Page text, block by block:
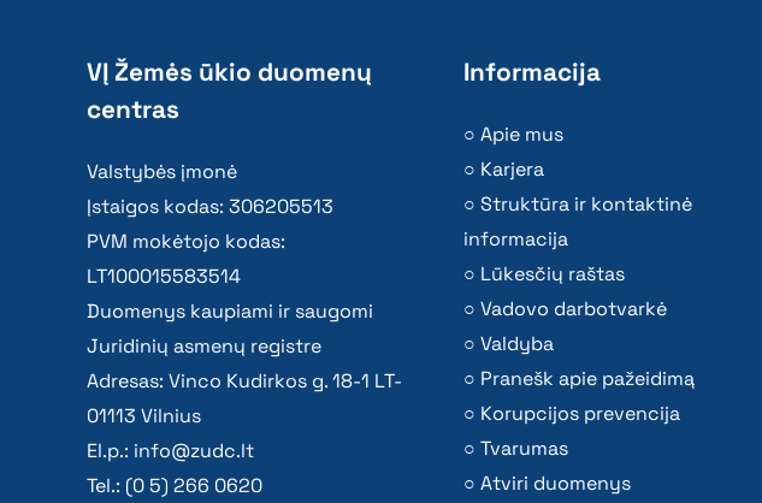
VĮ Žemės ūkio duomenų
centras
Valstybės įmonė
Įstaigos kodas: 306205513
PVM mokėtojo kodas:
LT100015583514
Duomenys kaupiami ir saugomi
Juridinių asmenų registre
Adresas: Vinco Kudirkos g. 18-1 LT-
01113 Vilnius
El.p.: info@zudc.lt
Tel.: (0 5) 266 0620
Informacija
Apie mus
Karjera
Struktūra ir kontaktinė
informacija
Lūkesčių raštas
Vadovo darbotvarkė
Valdyba
Pranešk apie pažeidimą
Korupcijos prevencija
Tvarumas
Atviri duomenys